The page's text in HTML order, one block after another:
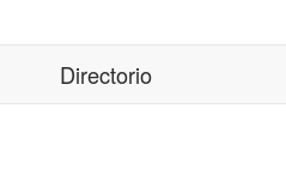
Directorio